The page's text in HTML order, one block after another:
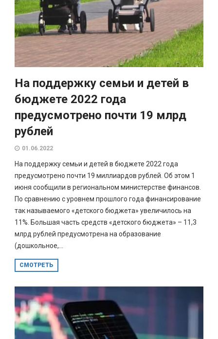
На поддержку семьи и детей в
бюджете 2022 года
предусмотрено почти 19 млрд
рублей
01.06.2022
На поддержку семьи и детей в бюджете 2022 года
предусмотрено почти 19 миллиардов рублей. Об этом 1
июня сообщили в региональном министерстве финансов.
По сравнению с уровнем прошлого года финансирование
так называемого «детского бюджета» увеличилось на
11%. Большая часть средств «детского бюджета» – 11,3
млрд рублей предусмотрена на образование
(дошкольное,...
СМОТРЕТЬ